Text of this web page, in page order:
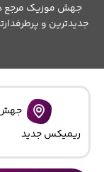
جهش موزیک مرجع
جدیدترین و
ریمیکس جدید